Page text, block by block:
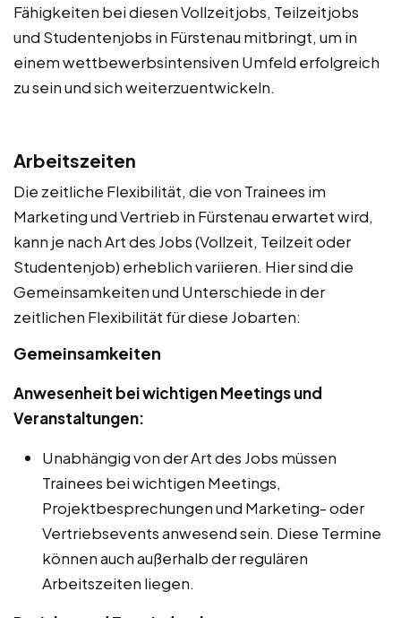
Fähigkeiten bei diesen Vollzeitjobs, Teilzeitjobs
und Studentenjobs in Fürstenau mitbringt, um in
einem wettbewerbsintensiven Umfeld erfolgreich
zu sein und sich weiterzuentwickeln.
Arbeitszeiten
Die zeitliche Flexibilität, die von Trainees im
Marketing und Vertrieb in Fürstenau erwartet wird,
kann je nach Art des Jobs (Vollzeit, Teilzeit oder
Studentenjob) erheblich variieren. Hier sind die
Gemeinsamkeiten und Unterschiede in der
zeitlichen Flexibilität für diese Jobarten:
Gemeinsamkeiten
Anwesenheit bei wichtigen Meetings und
Veranstaltungen:
Unabhängig von der Art des Jobs müssen
Trainees bei wichtigen Meetings,
Projektbesprechungen und Marketing- oder
Vertriebsevents anwesend sein. Diese Termine
können auch außerhalb der regulären
Arbeitszeiten liegen.